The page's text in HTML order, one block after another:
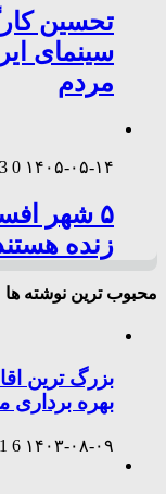
تحسین
سینمای
مردم
۱۴۰۵-۰۵-۱۴ 0
۵ شهر
زنده
محبوب ترین نوشته ها
بزرگ ترین
بهره
۱۴۰۳-۰۸-۰۹ 6